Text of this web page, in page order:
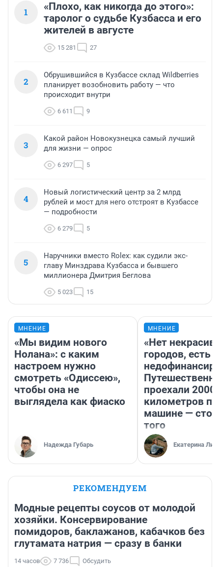
1
«Плохо, как никогда до этого»:
таролог о судьбе Кузбасса и его
жителей в августе
15 281 27
2
Обрушившийся в Кузбассе склад Wildberries
планирует возобновить работу — что
происходит внутри
6 611 9
3
Какой район Новокузнецка самый лучший
для жизни — опрос
6 297 5
4
Новый логистический центр за 2 млрд
рублей и мост для него отстроят в Кузбассе
— подробности
6 279 5
5
Наручники вместо Rolex: как судили экс-
главу Минздрава Кузбасса и бывшего
миллионера Дмитрия Беглова
5 023 15
МНЕНИЕ
«Мы видим нового
Нолана»: с каким
настроем нужно
смотреть «Одиссею»,
чтобы она не
выглядела как фиаско
Надежда Губарь
МНЕНИЕ
«Нет
городов, есть
проехали 2000
километров по
машине —
того
Екатерина
РЕКОМЕНДУЕМ
Модные рецепты соусов от молодой
хозяйки. Консервирование
помидоров, баклажанов, кабачков без
глутамата натрия — сразу в банки
14 часов 7 736 Обсудить